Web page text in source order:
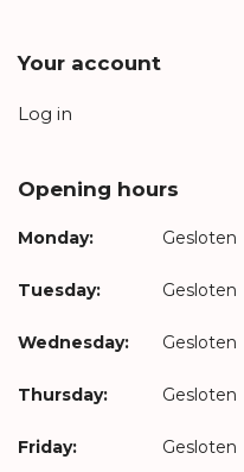
Your account
Log in
Opening hours
Monday: Gesloten
Tuesday: Gesloten
Wednesday: Gesloten
Thursday: Gesloten
Friday: Gesloten